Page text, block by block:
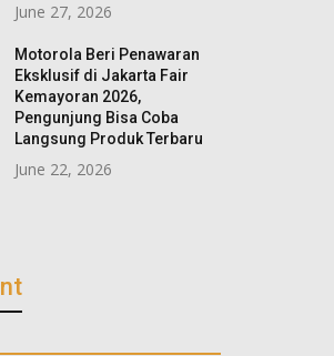
June 27, 2026
Motorola Beri Penawaran
Eksklusif di Jakarta Fair
Kemayoran 2026,
Pengunjung Bisa Coba
Langsung Produk Terbaru
June 22, 2026